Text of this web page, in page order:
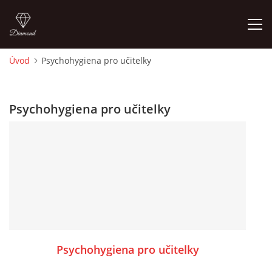
O MĚ
ROČNÍ PLÁN - INSPIRACE /DLE NOVÉHO RVP PV 2025
Úvod Psychohygiena pro učitelky
Psychohygiena pro učitelky
Psychohygiena pro učitelky